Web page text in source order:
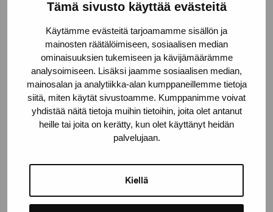
Tämä sivusto käyttää evästeitä
Käytämme evästeitä tarjoamamme sisällön ja
mainosten räätälöimiseen, sosiaalisen median
ominaisuuksien tukemiseen ja kävijämäärämme
analysoimiseen. Lisäksi jaamme sosiaalisen median,
mainosalan ja analytiikka-alan kumppaneillemme tietoja
siitä, miten käytät sivustoamme. Kumppanimme voivat
yhdistää näitä tietoja muihin tietoihin, joita olet antanut
heille tai joita on kerätty, kun olet käyttänyt heidän
palvelujaan.
Kiellä
Havstulpan
Hellman Åsa, 1999